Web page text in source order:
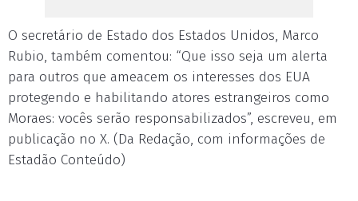
O secretário de Estado dos Estados Unidos, Marco
Rubio, também comentou: “Que isso seja um alerta
para outros que ameacem os interesses dos EUA
protegendo e habilitando atores estrangeiros como
Moraes: vocês serão responsabilizados”, escreveu, em
publicação no X. (Da Redação, com informações de
Estadão Conteúdo)